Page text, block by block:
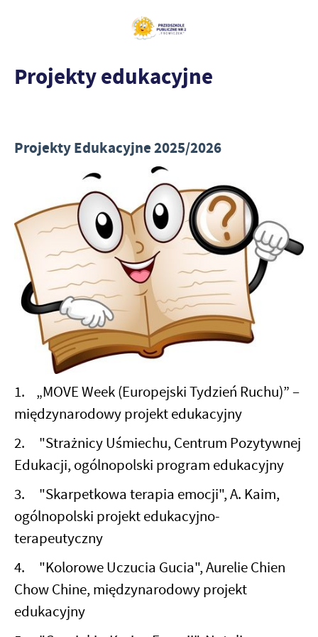
Projekty edukacyjne
Projekty Edukacyjne 2025/2026
1. „MOVE Week (Europejski Tydzień Ruchu)” –
międzynarodowy projekt edukacyjny
2. "Strażnicy Uśmiechu, Centrum Pozytywnej
Edukacji, ogólnopolski program edukacyjny
3. "Skarpetkowa terapia emocji", A. Kaim,
ogólnopolski projekt edukacyjno-
terapeutyczny
4. "Kolorowe Uczucia Gucia", Aurelie Chien
Chow Chine, międzynarodowy projekt
edukacyjny